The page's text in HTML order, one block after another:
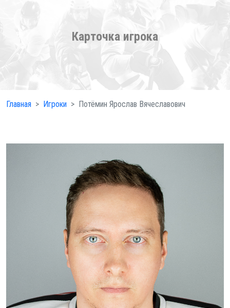
Карточка игрока
Главная Игроки Потёмин Ярослав Вячеславович